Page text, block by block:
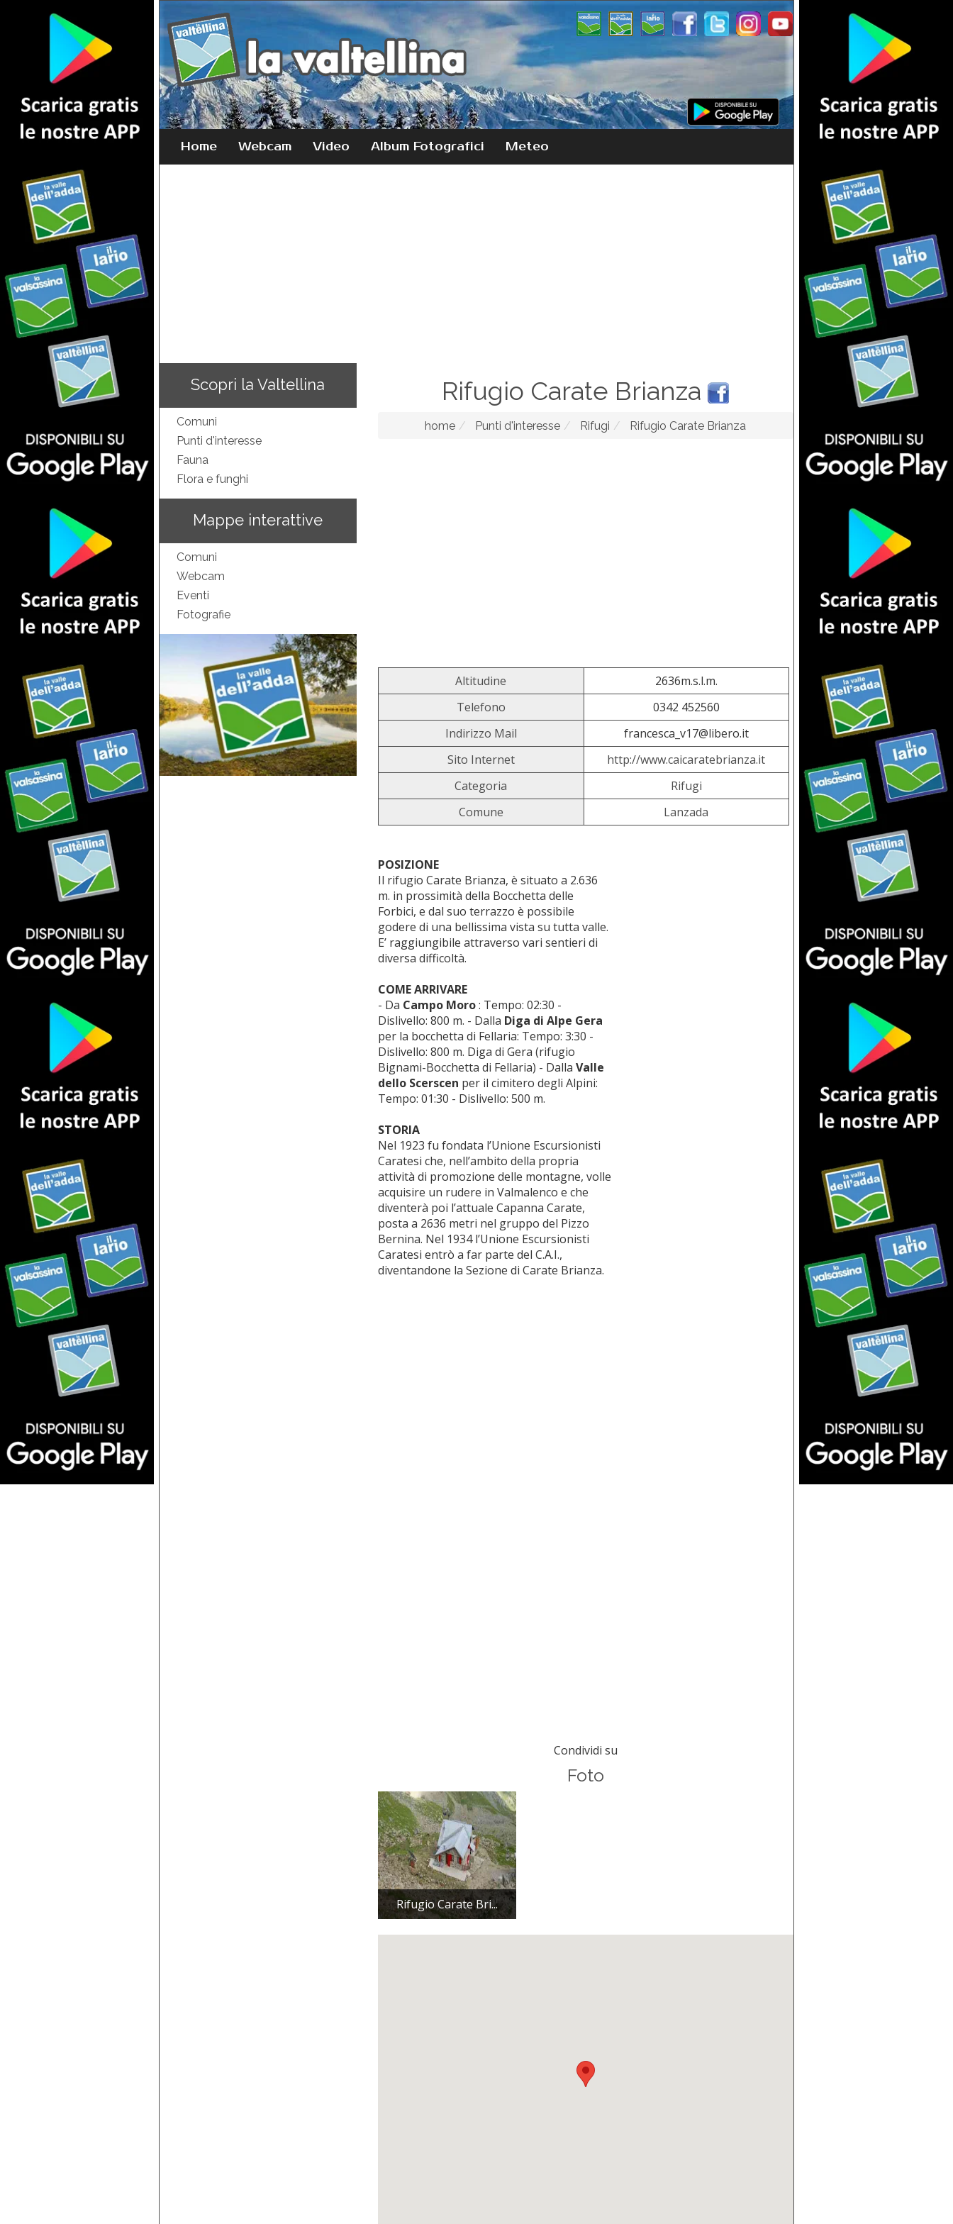
Home Webcam Video Album Fotografici Meteo
Scopri la Valtellina
Comuni
Punti d'interesse
Fauna
Flora e funghi
Mappe interattive
Comuni
Webcam
Eventi
Fotografie
Rifugio Carate Brianza
home Punti d'interesse Rifugi Rifugio Carate Brianza
Altitudine
2636m.s.l.m.
Telefono
0342 452560
Indirizzo Mail
francesca_v17@libero.it
Sito Internet
http://www.caicaratebrianza.it
Categoria
Rifugi
Comune
Lanzada
POSIZIONE
Il rifugio Carate Brianza, è situato a 2.636
m. in prossimità della Bocchetta delle
Forbici, e dal suo terrazzo è possibile
godere di una bellissima vista su tutta valle.
E’ raggiungibile attraverso vari sentieri di
diversa difficoltà.
COME ARRIVARE
- Da Campo Moro: Tempo: 02:30 -
Dislivello: 800 m. - Dalla Diga di Alpe Gera
per la bocchetta di Fellaria: Tempo: 3:30 -
Dislivello: 800 m. Diga di Gera (rifugio
Bignami-Bocchetta di Fellaria) - Dalla Valle
dello Scerscen per il cimitero degli Alpini:
Tempo: 01:30 - Dislivello: 500 m.
STORIA
Nel 1923 fu fondata l’Unione Escursionisti
Caratesi che, nell’ambito della propria
attività di promozione delle montagne, volle
acquisire un rudere in Valmalenco e che
diventerà poi l’attuale Capanna Carate,
posta a 2636 metri nel gruppo del Pizzo
Bernina. Nel 1934 l’Unione Escursionisti
Caratesi entrò a far parte del C.A.I.,
diventandone la Sezione di Carate Brianza.
Condividi su
Foto
Rifugio Carate Bri...